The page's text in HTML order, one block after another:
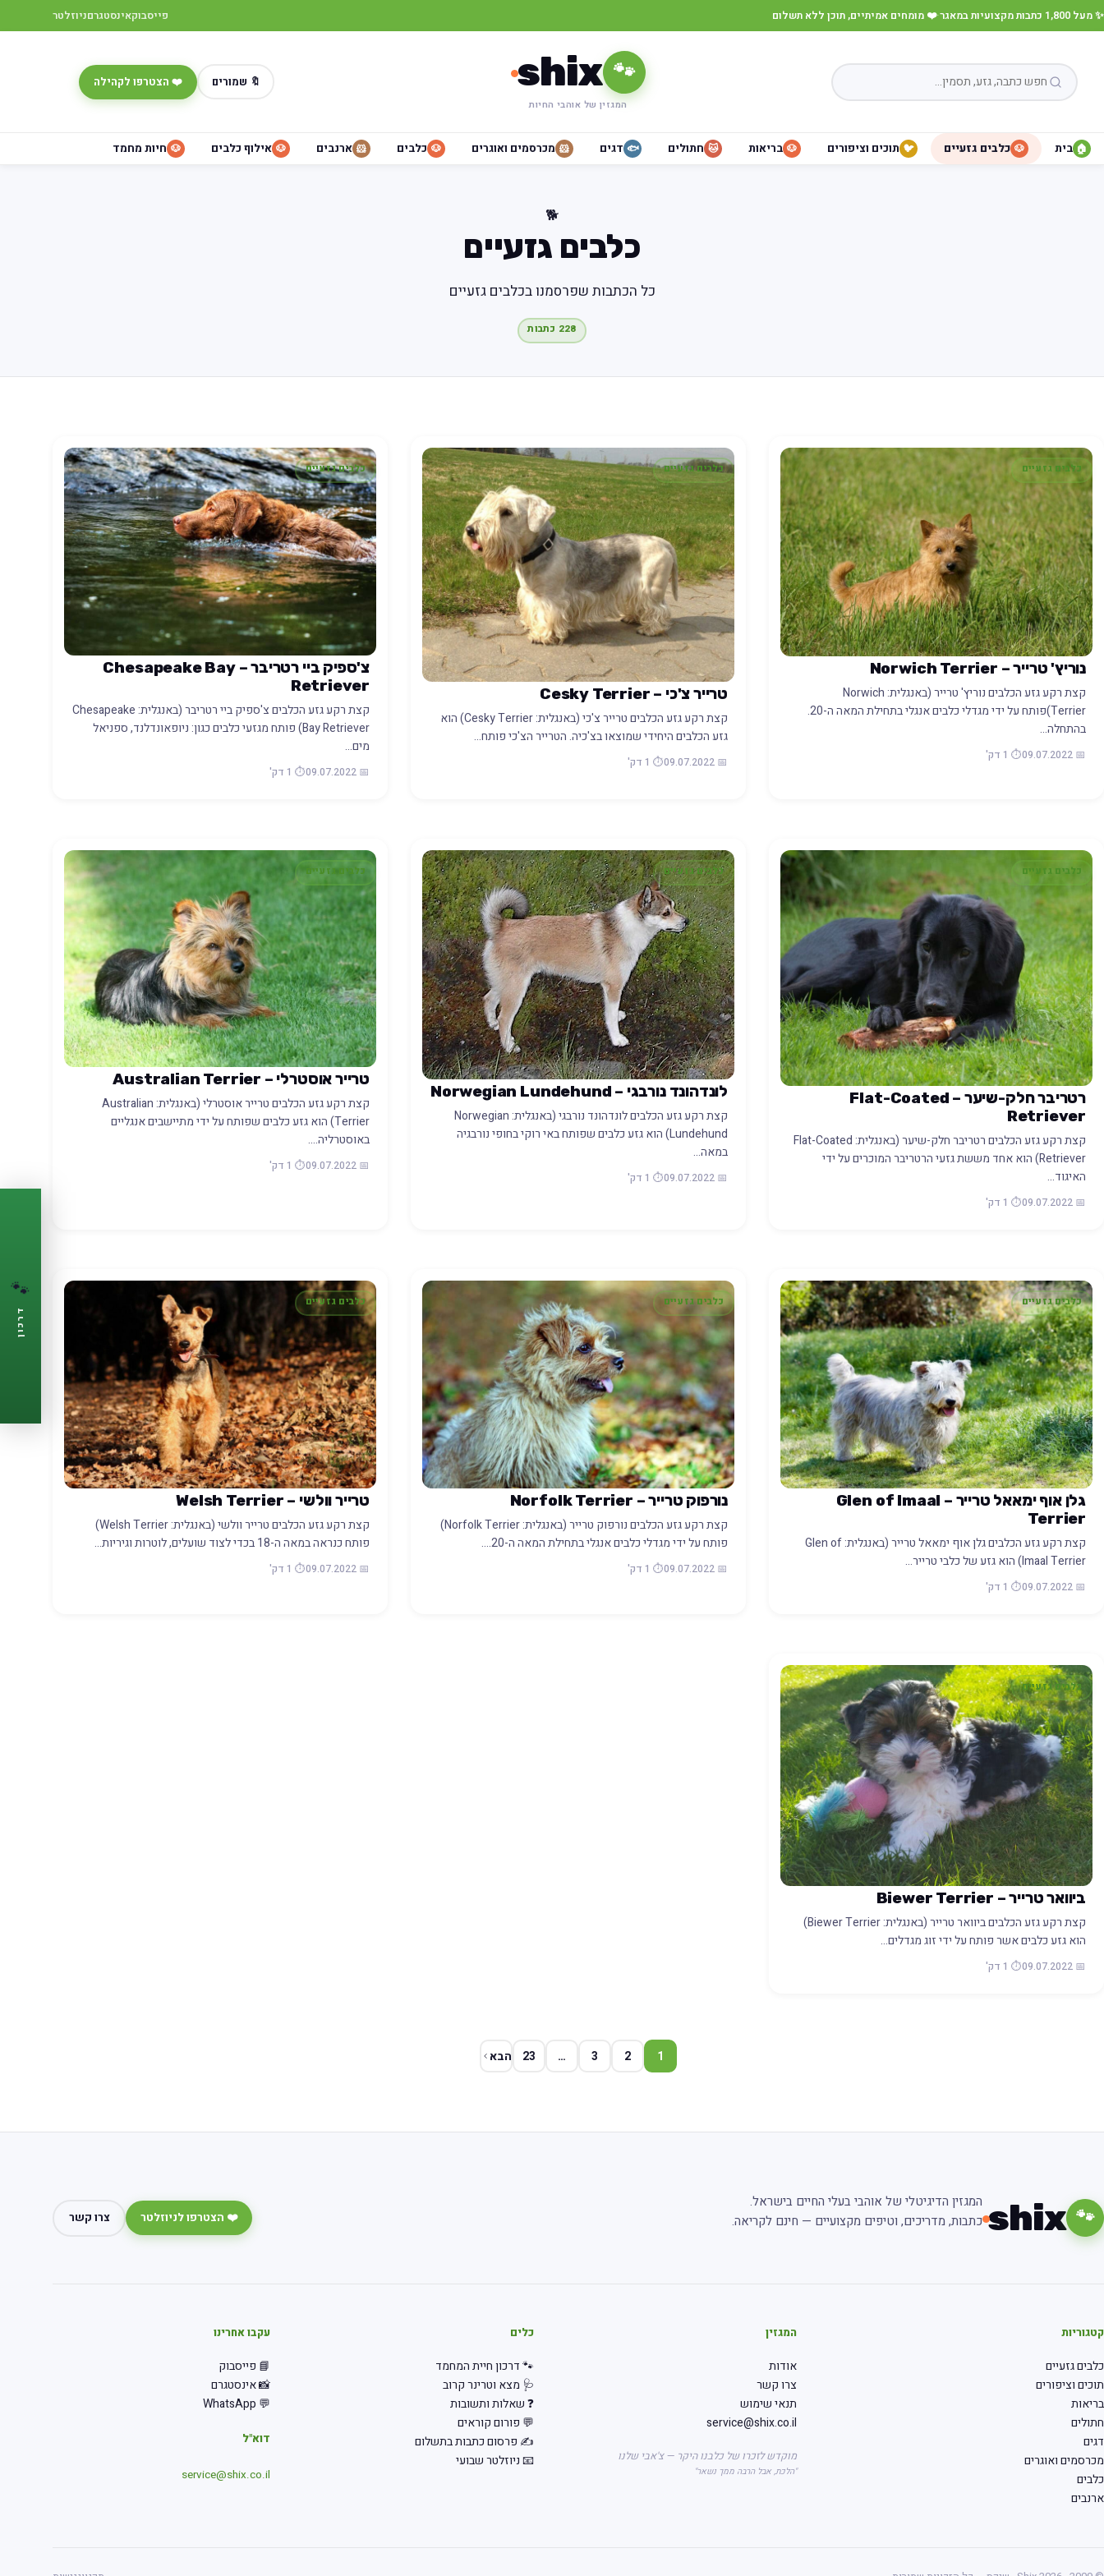
✨ מעל 1,800 כתבות מקצועיות במאגר ·❤️ מומחים אמיתיים, תוכן ללא תשלום פייסבוקאינסטגרםניוזלטר
🐾
shix
המגזין של אוהבי החיות
🔖 שמורים ❤️ הצטרפו לקהילה
🏠 בית 🐶 כלבים גזעיים 🐦 תוכים וציפורים 🐶 בריאות 🐱 חתולים 🐟 דגים 🐹 מכרסמים ואוגרים 🐶 כלבים 🐹 ארנבים 🐶 אילוף כלבים 🐶 חיות מחמד
🐕
כלבים גזעיים
כל הכתבות שפרסמנו בכלבים גזעיים
228 כתבות
כלבים גזעיים
נוריץ' טרייר – Norwich Terrier
קצת רקע גזע הכלבים נוריץ' טרייר (באנגלית: Norwich
Terrier)פותח על ידי מגדלי כלבים אנגלי בתחילת המאה ה-20.
בהתחלה…
📅 09.07.2022 ⏱️ 1 דק'
כלבים גזעיים
טרייר צ'כי – Cesky Terrier
קצת רקע גזע הכלבים טרייר צ'כי (באנגלית: Cesky Terrier) הוא
גזע הכלבים היחידי שמוצאו בצ'כיה. הטרייר הצ'כי פותח…
📅 09.07.2022 ⏱️ 1 דק'
כלבים גזעיים
צ'ספיק ביי רטריבר – Chesapeake Bay
Retriever
קצת רקע גזע הכלבים צ'ספיק ביי רטריבר (באנגלית: Chesapeake
Bay Retriever) פותח מגזעי כלבים כגון: ניופאונדלנד, ספניאל
מים…
📅 09.07.2022 ⏱️ 1 דק'
כלבים גזעיים
רטריבר חלק-שיער – Flat-Coated
Retriever
קצת רקע גזע הכלבים רטריבר חלק-שיער (באנגלית: Flat-Coated
Retriever) הוא אחד מששת גזעי הרטריבר המוכרים על ידי
האיגוד…
📅 09.07.2022 ⏱️ 1 דק'
כלבים גזעיים
לונדהונד נורבגי – Norwegian Lundehund
קצת רקע גזע הכלבים לונדהונד נורבגי (באנגלית: Norwegian
Lundehund) הוא גזע כלבים שפותח באי רוקי בחופי נורבגיה
במאה…
📅 09.07.2022 ⏱️ 1 דק'
כלבים גזעיים
טרייר אוסטרלי – Australian Terrier
קצת רקע גזע הכלבים טרייר אוסטרלי (באנגלית: Australian
Terrier) הוא גזע כלבים שפותח על ידי מתיישבים אנגליים
באוסטרליה.…
📅 09.07.2022 ⏱️ 1 דק'
כלבים גזעיים
גלן אוף ימאאל טרייר – Glen of Imaal
Terrier
קצת רקע גזע הכלבים גלן אוף ימאאל טרייר (באנגלית: Glen of
Imaal Terrier) הוא גזע של כלבי טרייר…
📅 09.07.2022 ⏱️ 1 דק'
כלבים גזעיים
נורפוק טרייר – Norfolk Terrier
קצת רקע גזע הכלבים נורפוק טרייר (באנגלית: Norfolk Terrier)
פותח על ידי מגדלי כלבים אנגלי בתחילת המאה ה-20.…
📅 09.07.2022 ⏱️ 1 דק'
כלבים גזעיים
טרייר וולשי – Welsh Terrier
קצת רקע גזע הכלבים טרייר וולשי (באנגלית: Welsh Terrier)
פותח כנראה במאה ה-18 בכדי לצוד שועלים, לוטרות וגיריות…
📅 09.07.2022 ⏱️ 1 דק'
כלבים גזעיים
ביוואר טרייר – Biewer Terrier
קצת רקע גזע הכלבים ביוואר טרייר (באנגלית: Biewer Terrier)
הוא גזע כלבים אשר פותח על ידי זוג מגדלים…
📅 09.07.2022 ⏱️ 1 דק'
1
2
3
…
23 הבא
🐾
shix המגזין הדיגיטלי של אוהבי בעלי החיים בישראל.
כתבות, מדריכים, וטיפים מקצועיים — חינם לקריאה.
❤️ הצטרפו לניוזלטר צרו קשר
קטגוריות
כלבים גזעיים
תוכים וציפורים
בריאות
חתולים
דגים
מכרסמים ואוגרים
כלבים
ארנבים
המגזין
אודות
צרו קשר
תנאי שימוש
service@shix.co.il
מוקדש לזכרו של כלבנו היקר — צ'אבי שלנו
"הלכת, אבל הרבה ממך נשאר"
כלים
🐾 דרכון חיית המחמד
🩺 מצא וטרינר קרוב
❓ שאלות ותשובות
💬 פורום קוראים
✍️ פרסום כתבות בתשלום
📧 ניוזלטר שבועי
עקבו אחרינו
📘 פייסבוק
📸 אינסטגרם
💬 WhatsApp
דוא"ל
service@shix.co.il
🐾
דרכון
לחיית המחמד שלך
💉מעקב חיסונים
🩺תזכורות ביקורת
📋פרופיל מלא
🆓חינם לגמרי
צור דרכון עכשיו ←